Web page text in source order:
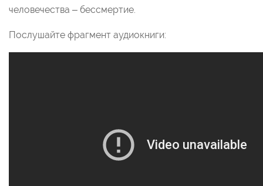
человечества – бессмертие.
Послушайте фрагмент аудиокниги: